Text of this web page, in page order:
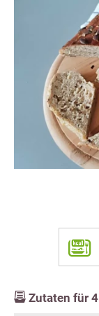
Zutaten für 4